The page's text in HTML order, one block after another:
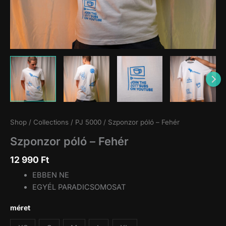
Shop / Collections / PJ 5000 / Szponzor póló – Fehér
Szponzor póló – Fehér
12 990 Ft
EBBEN NE
EGYÉL PARADICSOMOSAT
méret